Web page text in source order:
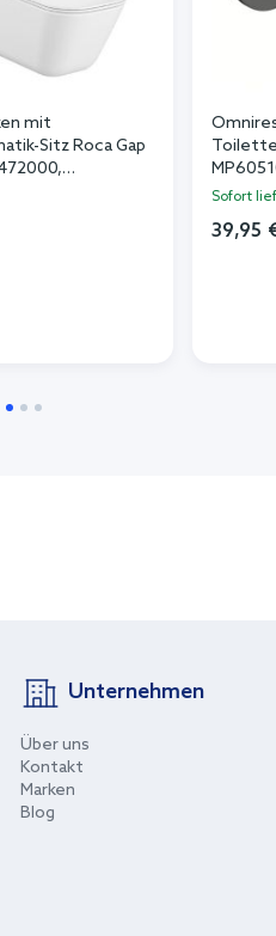
mit
Sitz Roca Gap
Roca Duplo
Sofort
39,95
Unternehmen
Über uns
Kontakt
Marken
Blog